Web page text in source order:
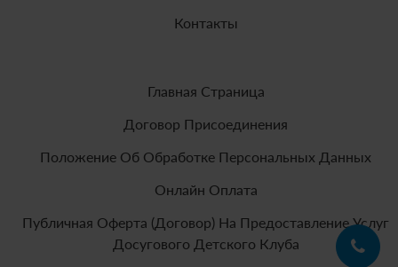
Контакты
Главная Страница
Договор Присоединения
Положение Об Обработке Персональных Данных
Онлайн Оплата
Публичная Оферта (договор) На Предоставление Услуг
Досугового Детского Клуба